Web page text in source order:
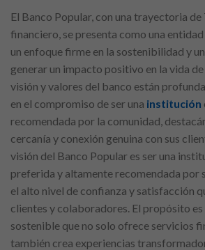
El Banco Popular, con una trayectoria de
financiero, se presenta como una
un enfoque firme en la sostenibilidad y
generar un impacto positivo en la vida de
visión y valores del banco están
en el compromiso de ser una institución
recomendada por la comunidad,
cercanía y conexión genuina con sus
visión del Banco Popular es ser una
preferida y altamente recomendada por
el alto nivel de confianza y satisfacción
clientes y colaboradores. El propósito es
sostenible que no solo ofrece servicios
también crea experiencias